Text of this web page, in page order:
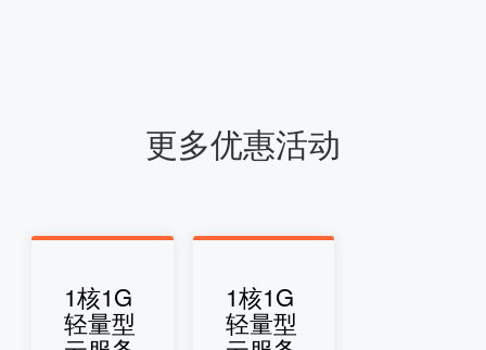
更多优惠活动
1核1G
轻量型
1核1G
轻量型